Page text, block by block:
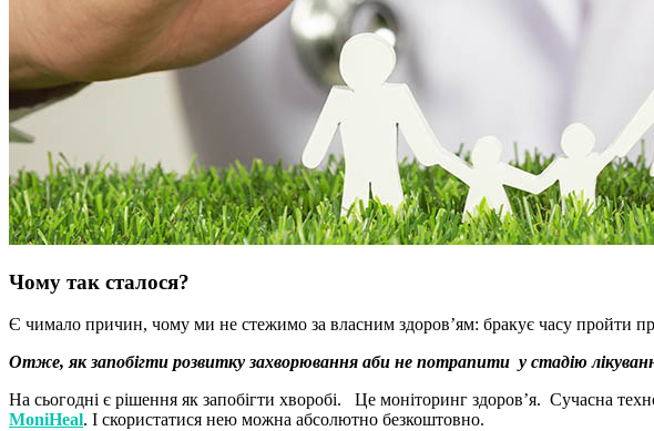
Чому так сталося?
Є чимало причин, чому ми не стежимо за власним здоров’ям: бракує часу пройти
Отже, як запобігти розвитку захворювання аби не потрапити у стадію
На сьогодні є рішення як запобігти хворобі. Це моніторинг здоров’я. Сучасна
MoniHeal. І скористатися нею можна абсолютно безкоштовно.